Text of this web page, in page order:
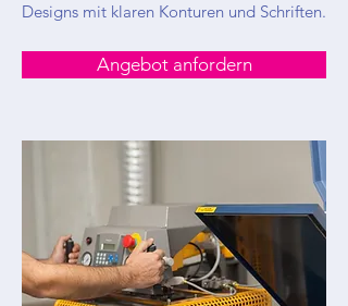
Designs mit klaren Konturen und Schriften.
Angebot anfordern